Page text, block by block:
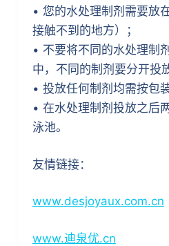
• 您的水处理制剂需要放
接触不到的地方）；
• 不要将不同的水处理制
中，不同的制剂要分开投
• 投放任何制剂均需按包
• 在水处理制剂投放之后
泳池。
友情链接：
www.desjoyaux.com.cn
www.迪泉优.cn